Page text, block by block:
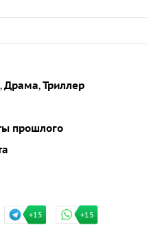
,Драма,Триллер
прошлого
+15 +15